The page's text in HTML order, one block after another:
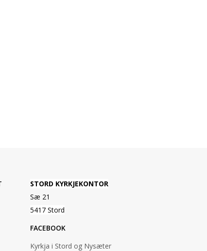
STORD KYRKJEKONTOR
Sæ 21
5417 Stord
FACEBOOK
Kyrkja i Stord og Nysæter